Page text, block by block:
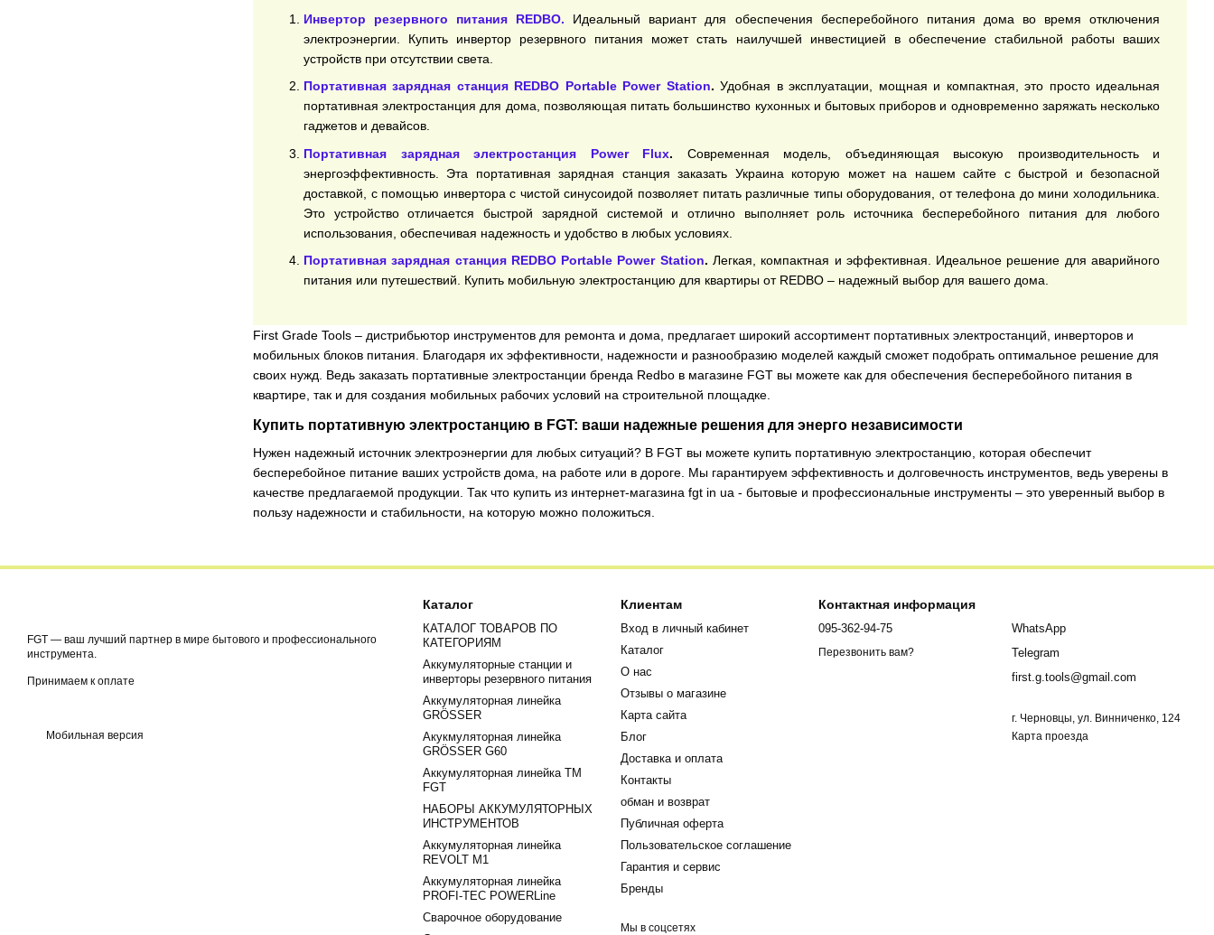
Инвертор резервного питания REDBO.
Идеальный вариант для обеспечения бесперебойного питания дома во время отключения
электроэнергии. Купить инвертор резервного питания может стать наилучшей инвестицией в обеспечение стабильной работы ваших
устройств при отсутствии света.
Портативная зарядная станция REDBO Portable Power Station. Удобная в эксплуатации, мощная и компактная, это просто идеальная
портативная электростанция для дома, позволяющая питать большинство кухонных и бытовых приборов и одновременно заряжать несколько
гаджетов и девайсов.
Портативная зарядная электростанция Power Flux. Современная модель, объединяющая высокую производительность и
энергоэффективность. Эта портативная зарядная станция заказать Украина которую может на нашем сайте с быстрой и безопасной
доставкой, с помощью инвертора с чистой синусоидой позволяет питать различные типы оборудования, от телефона до мини холодильника.
Это устройство отличается быстрой зарядной системой и отлично выполняет роль источника бесперебойного питания для любого
использования, обеспечивая надежность и удобство в любых условиях.
Портативная зарядная станция REDBO Portable Power Station. Легкая, компактная и эффективная. Идеальное решение для аварийного
питания или путешествий. Купить мобильную электростанцию для квартиры от REDBO – надежный выбор для вашего дома.
First Grade Tools – дистрибьютор инструментов для ремонта и дома, предлагает широкий ассортимент портативных электростанций, инверторов и
мобильных блоков питания. Благодаря их эффективности, надежности и разнообразию моделей каждый сможет подобрать оптимальное решение для
своих нужд. Ведь заказать портативные электростанции бренда Redbo в магазине FGT вы можете как для обеспечения бесперебойного питания в
квартире, так и для создания мобильных рабочих условий на строительной площадке.
Купить портативную электростанцию в FGT: ваши надежные решения для энерго независимости
Нужен надежный источник электроэнергии для любых ситуаций? В FGT вы можете купить портативную электростанцию, которая обеспечит
бесперебойное питание ваших устройств дома, на работе или в дороге. Мы гарантируем эффективность и долговечность инструментов, ведь уверены в
качестве предлагаемой продукции. Так что купить из интернет-магазина fgt in ua - бытовые и профессиональные инструменты – это уверенный выбор в
пользу надежности и стабильности, на которую можно положиться.
FGT — ваш лучший партнер в мире бытового и профессионального
инструмента.
Принимаем к оплате
Мобильная версия
Каталог
КАТАЛОГ ТОВАРОВ ПО
КАТЕГОРИЯМ
Аккумуляторные станции и
инверторы резервного питания
Аккумуляторная линейка
GRÖSSER
Акукмуляторная линейка
GRÖSSER G60
Аккумуляторная линейка ТМ
FGT
НАБОРЫ АККУМУЛЯТОРНЫХ
ИНСТРУМЕНТОВ
Аккумуляторная линейка
REVOLT М1
Аккумуляторная линейка
PROFI-TEC POWERLine
Сварочное оборудование
Клиентам
Вход в личный кабинет
Каталог
О нас
Отзывы о магазине
Карта сайта
Блог
Доставка и оплата
Контакты
обман и возврат
Публичная оферта
Пользовательское соглашение
Гарантия и сервис
Бренды
Мы в соцсетях
Контактная информация
095-362-94-75
Перезвонить вам?
WhatsApp
Telegram
first.g.tools@gmail.com
г. Черновцы, ул. Винниченко, 124
Карта проезда